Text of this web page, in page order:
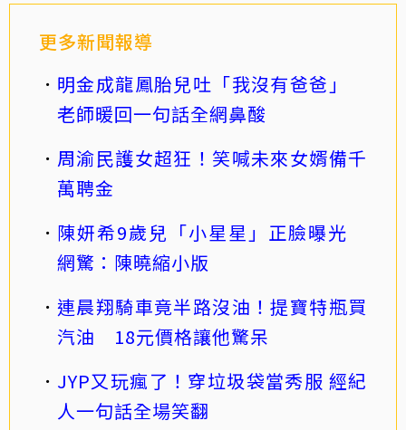
更多新聞報導
明金成龍鳳胎兒吐「我沒有爸爸」
老師暖回一句話全網鼻酸
周渝民護女超狂！笑喊未來女婿備千
萬聘金
陳妍希9歲兒「小星星」正臉曝光
網驚：陳曉縮小版
連晨翔騎車竟半路沒油！提寶特瓶買
汽油 18元價格讓他驚呆
JYP又玩瘋了！穿垃圾袋當秀服 經紀
人一句話全場笑翻